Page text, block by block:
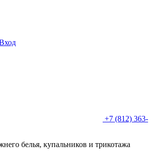
+7 (812) 363-
белья, купальников и трикотажа